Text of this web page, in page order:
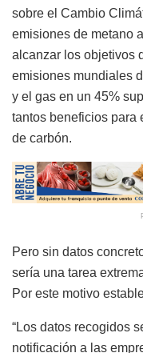
sobre el Cambio
emisiones de metano
alcanzar los objetivos
emisiones mundiales
y el gas en un 45%
tantos beneficios para
de carbón.
Pero sin datos
sería una tarea
Por este motivo
“Los datos recogidos
notificación a las